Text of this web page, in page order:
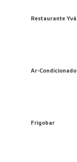
Restaurante Yvá
Ar-Condicionado
Frigobar